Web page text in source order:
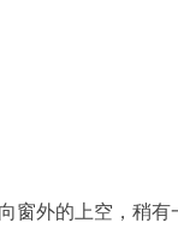
窗外的上空，稍有